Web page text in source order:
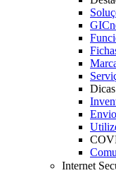
Internet